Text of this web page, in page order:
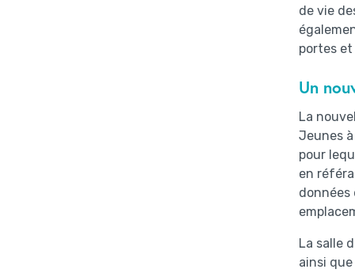
de vie
portes
Un
La
Jeunes
pour
en
données
La salle
ainsi